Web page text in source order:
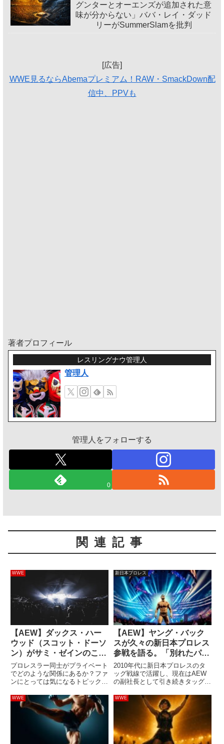
グンターとオーエンズが追加された意
味が分からない」ババ・レイ・ダッド
リーがSummerSlamを批判
[広告]
WWE見るならAbemaプレミアム！RAW・SmackDown配
信中、PPVも
著者プロフィール
レスリングナウ管理人
管理人
管理人をフォローする
0
関連記事
WWE
【AEW】ダックス・ハー
ウッド（スコット・ドーソ
ン）がサミ・ゼインのこと
を嫌いだった過去を明か
す。「いい友人だけど、最
初の頃はね…」
プロレスラー同士がプライベート
でどのような関係にあるか？ファ
ンにとっては気になるトピックス
はリング上のストーリーに影響す
ることもありますし、好きなレス
ラーのことを少しでも知りたいと
思ってしまうのは人間の性で
新日本プロレス
【AEW】ヤング・バック
スが久々の新日本プロレス
参戦を語る。「別れたパー
トナーと再婚する感じだね
笑」
2010年代に新日本プロレスのタ
ッグ戦線で活躍し、現在はAEW
の副社長として引き続きタッグ戦
ス（マシュー＆ニコラス・ジャク
ソン）。先日開催されたWrestle
DynastyでIWGPタッグ王座を獲
得。新日本の...
WWE WWE